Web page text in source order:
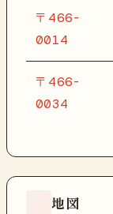
〒466-
0014
〒466-
0034
地図